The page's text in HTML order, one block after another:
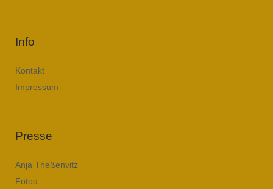
Info
Kontakt
Impressum
Presse
Anja Theßenvitz
Fotos